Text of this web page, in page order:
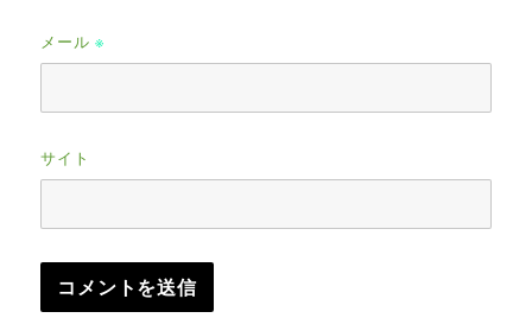
メール※
サイト